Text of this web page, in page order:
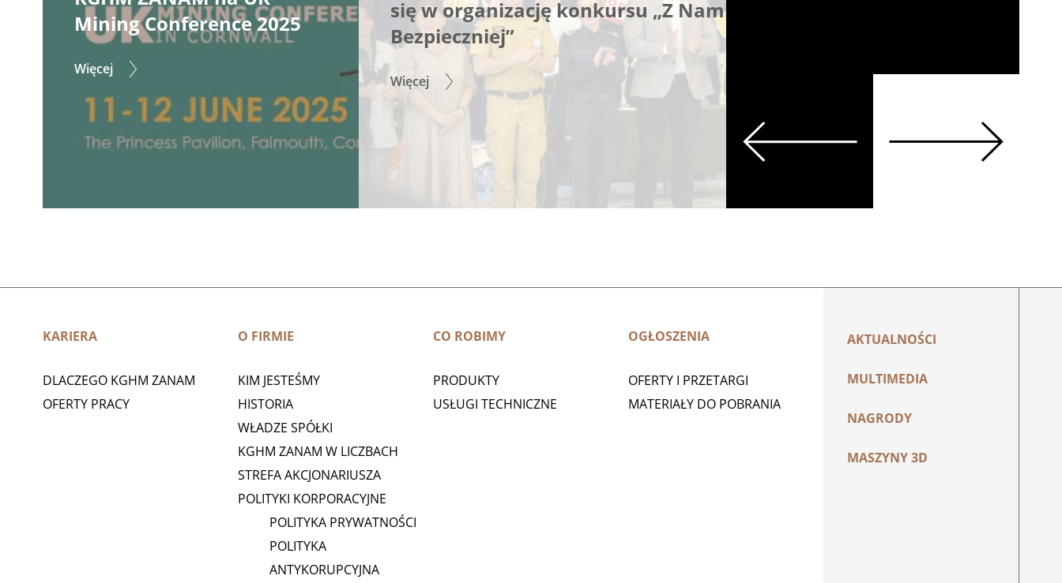
Mining Conference 2025
Więcej
się w organizację konkursu „Z Nami
Bezpieczniej”
Więcej
Previous Next
KARIERA
DLACZEGO KGHM ZANAM
OFERTY PRACY
O FIRMIE
KIM JESTEŚMY
HISTORIA
WŁADZE SPÓŁKI
KGHM ZANAM W LICZBACH
STREFA AKCJONARIUSZA
POLITYKI KORPORACYJNE
POLITYKA PRYWATNOŚCI
POLITYKA
ANTYKORUPCYJNA
CO ROBIMY
PRODUKTY
USŁUGI TECHNICZNE
OGŁOSZENIA
OFERTY I PRZETARGI
MATERIAŁY DO POBRANIA
AKTUALNOŚCI
MULTIMEDIA
NAGRODY
MASZYNY 3D